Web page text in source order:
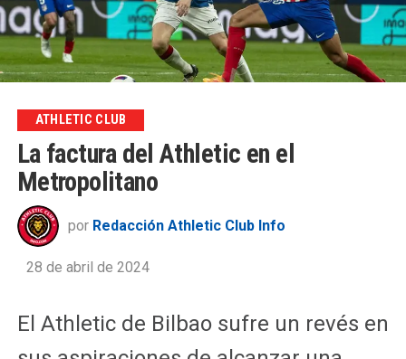
ATHLETIC CLUB
La factura del Athletic en el
Metropolitano
por Redacción Athletic Club Info
28 de abril de 2024
El Athletic de Bilbao sufre un revés en